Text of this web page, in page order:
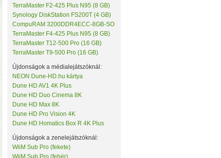
Shelly
Silicon Labs
Silicon Power
Skydigital
SmartWise
Sonnet
Synology
Targus
Távvezérlés.hu
Tenda
TerraMaster
ThirdReality
TKB Home
Twelve South
Ubiquiti
UPS Power
TerraMaster F2-425 Plus N95 (8 GB)
Synology DiskStation FS200T (4 GB)
CompuRAM 3200DDR4ECC-8GB-SO
TerraMaster F4-425 Plus N95 (8 GB)
TerraMaster T12-500 Pro (16 GB)
TerraMaster T9-500 Pro (16 GB)
Újdonságok a médialejátszóknál:
NEON Dune-HD.hu kártya
Dune HD AV1 4K Plus
Dune HD Duo Cinema 8K
Dune HD Max 8K
Dune HD Pro Vision 4K
Dune HD Homatics Box R 4K Plus
Újdonságok a zenelejátszóknál:
WiiM Sub Pro (fekete)
WiiM Sub Pro (fehér)